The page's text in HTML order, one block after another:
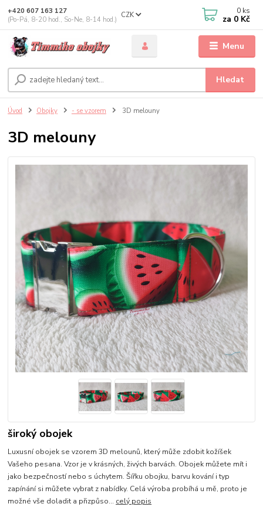
Menu
CZK
Hledat
+420 607 163 127
(Po-Pá, 8-20 hod., So-Ne, 8-14 hod.)
0 ks
za 0 Kč
Úvod Obojky - se vzorem 3D melouny
3D melouny
široký obojek
Luxusní obojek se vzorem 3D melounů, který může zdobit kožíšek
Vašeho pesana. Vzor je v krásných, živých barvách. Obojek můžete mít i
jako bezpečností nebo s úchytem. Šířku obojku, barvu kování i typ
zapínání si můžete vybrat z nabídky. Celá výroba probíhá u mě, proto je
možné vše doladit a přizpůso... celý popis